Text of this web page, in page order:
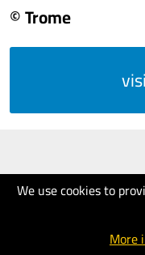
We use cookies to
More
© Trome